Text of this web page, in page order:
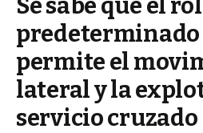
Se sabe que el
predeterminado
permite el
lateral y la
servicio cruzado